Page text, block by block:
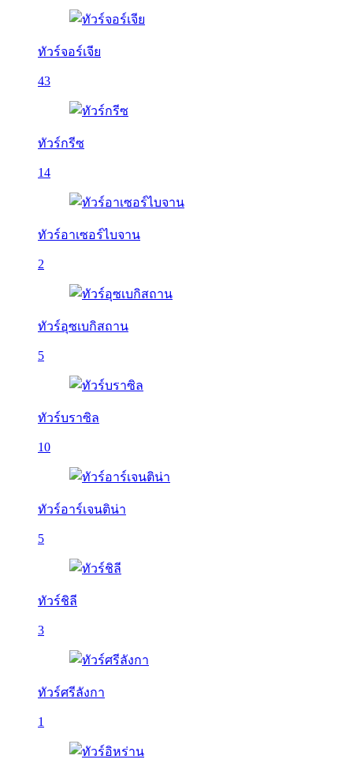
ทัวร์จอร์เจีย
43
ทัวร์กรีซ
14
ทัวร์อาเซอร์ไบจาน
2
ทัวร์อุซเบกิสถาน
5
ทัวร์บราซิล
10
ทัวร์อาร์เจนติน่า
5
ทัวร์ชิลี
3
ทัวร์ศรีลังกา
1